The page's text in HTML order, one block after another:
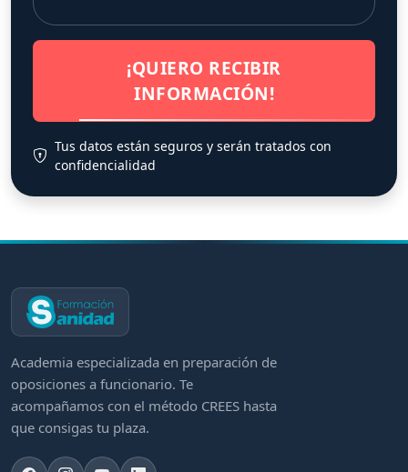
¡QUIERO RECIBIR
INFORMACIÓN!
Tus datos están seguros y serán tratados con
confidencialidad
Academia especializada en preparación de
oposiciones a funcionario. Te
acompañamos con el método CREES hasta
que consigas tu plaza.